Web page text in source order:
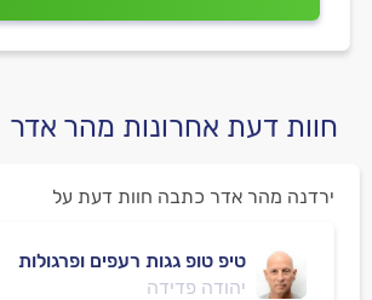
חוות דעת אחרונות מהר אדר
ירדנה מהר אדר כתבה חוות דעת על
טיפ טופ גגות רעפים ופרגולות
יהודה פדידה